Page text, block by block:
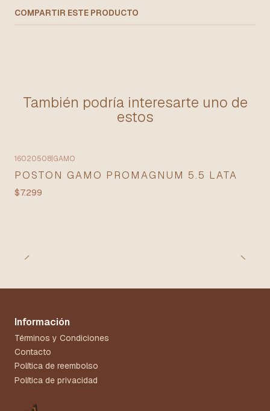
COMPARTIR ESTE PRODUCTO
También podría interesarte uno de
estos
16020508 GAMO
POSTON GAMO PROMAGNUM 5.5 LATA
$7.299
Información
Términos y Condiciones
Contacto
Política de reembolso
Política de privacidad